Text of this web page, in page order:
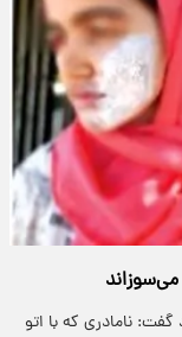
نامادری که با اتو